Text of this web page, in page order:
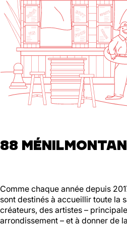
88
Comme chaque année depuis
sont destinés à accueillir toute la
créateurs, des artistes –
arrondissement – et à donner de